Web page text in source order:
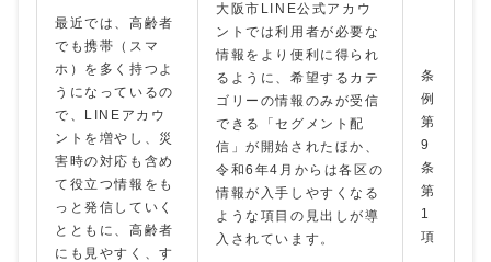
最近では、高齢者
でも携帯（スマ
ホ）を多く持つよ
うになっているの
で、LINEアカウ
ントを増やし、災
害時の対応も含め
て役立つ情報をも
っと発信していく
とともに、高齢者
にも見やすく、す
大阪市LINE公式アカウ
ントでは利用者が必要な
情報をより便利に得られ
るように、希望するカテ
ゴリーの情報のみが受信
できる「セグメント配
信」が開始されたほか、
令和6年4月からは各区の
情報が入手しやすくなる
ような項目の見出しが導
入されています。
条
例
第
9
条
第
1
項